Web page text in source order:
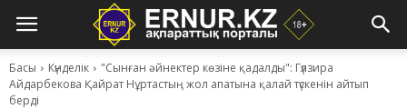
Басы Күнделік
"Сынған әйнектер көзіне қадалды": Гүлзира
Айдарбекова Қайрат Нұртастың жол апатына қалай түскенін айтып
берді